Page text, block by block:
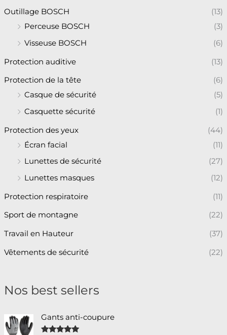
Outillage BOSCH
(13)
Perceuse BOSCH
(3)
Visseuse BOSCH
(6)
Protection auditive (13)
Protection de la tête
(6)
Casque de sécurité
(5)
Casquette sécurité
(1)
Protection des yeux
(44)
Écran facial
(11)
Lunettes de sécurité
(27)
Lunettes masques
(12)
Protection respiratoire (11)
Sport de montagne (22)
Travail en Hauteur (37)
Vêtements de sécurité (22)
Nos best sellers
Gants anti-coupure